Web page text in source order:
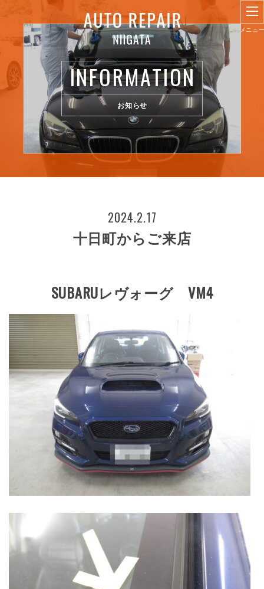
INFORMATION
お知らせ
2024.2.17
十日町からご来店
SUBARUレヴォーグ VM4